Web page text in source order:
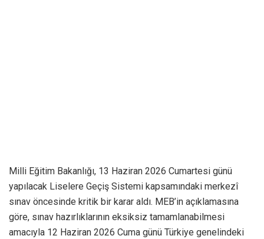
Milli Eğitim Bakanlığı, 13 Haziran 2026 Cumartesi günü
yapılacak Liselere Geçiş Sistemi kapsamındaki merkezî
sınav öncesinde kritik bir karar aldı. MEB’in açıklamasına
göre, sınav hazırlıklarının eksiksiz tamamlanabilmesi
amacıyla 12 Haziran 2026 Cuma günü Türkiye genelindeki